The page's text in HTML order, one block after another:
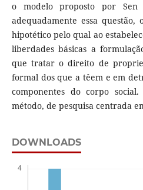
o modelo proposto por
adequadamente essa
hipotético pelo qual ao
liberdades básicas a
que tratar o direito de
formal dos que a têem e em
componentes do corpo
método, de pesquisa centrada
DOWNLOADS